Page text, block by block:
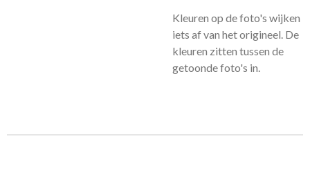
Kleuren op de foto's wijken
iets af van het origineel. De
kleuren zitten tussen de
getoonde foto's in.